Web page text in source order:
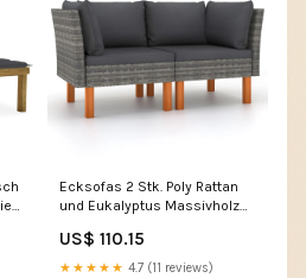
Ecksofas 2 Stk. Poly Rattan
und Eukalyptus Massivholz
US$ 110.15
★★★★★ 4.7 (11 reviews)